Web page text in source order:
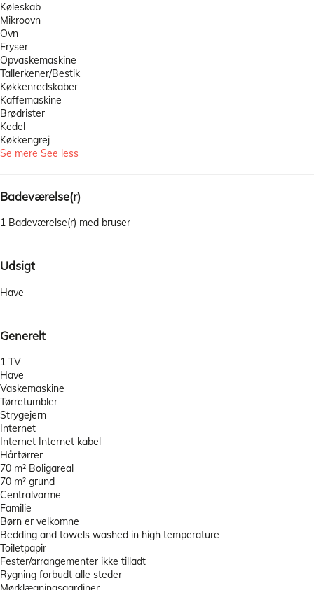
Køleskab
Mikroovn
Ovn
Fryser
Opvaskemaskine
Tallerkener/Bestik
Køkkenredskaber
Kaffemaskine
Brødrister
Kedel
Køkkengrej
Se mere See less
Badeværelse(r)
1 Badeværelse(r) med bruser
Udsigt
Have
Generelt
1 TV
Have
Vaskemaskine
Tørretumbler
Strygejern
Internet
Internet Internet kabel
Hårtørrer
70 m² Boligareal
70 m² grund
Centralvarme
Familie
Børn er velkomne
Bedding and towels washed in high temperature
Toiletpapir
Fester/arrangementer ikke tilladt
Rygning forbudt alle steder